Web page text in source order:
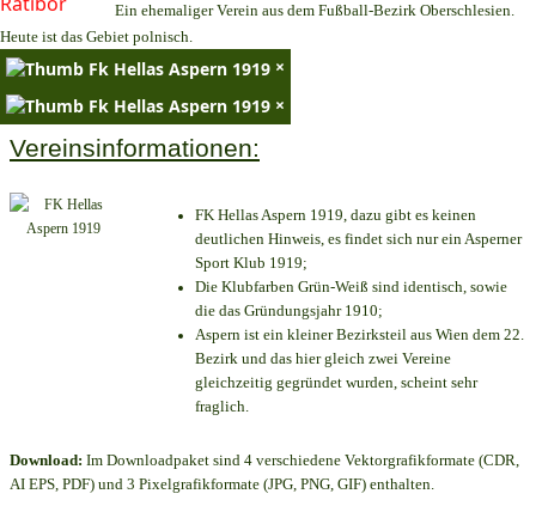
Ein ehemaliger Verein aus dem Fußball-Bezirk Oberschlesien.
Heute ist das Gebiet polnisch.
×
×
Vereinsinformationen:
FK Hellas Aspern 1919, dazu gibt es keinen
deutlichen Hinweis, es findet sich nur ein Asperner
Sport Klub 1919;
Die Klubfarben Grün-Weiß sind identisch, sowie
die das Gründungsjahr 1910;
Aspern ist ein kleiner Bezirksteil aus Wien dem 22.
Bezirk und das hier gleich zwei Vereine
gleichzeitig gegründet wurden, scheint sehr
fraglich.
Download: Im Downloadpaket sind 4 verschiedene Vektorgrafikformate (CDR,
AI EPS, PDF) und 3 Pixelgrafikformate (JPG, PNG, GIF) enthalten.